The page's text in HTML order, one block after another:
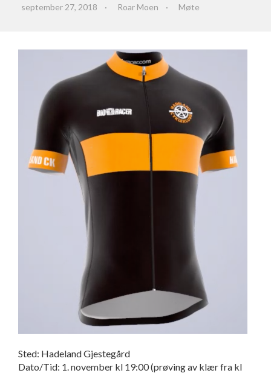
september 27, 2018 · Roar Moen · Møte
Sted: Hadeland Gjestegård
Dato/Tid: 1. november kl 19:00 (prøving av klær fra kl